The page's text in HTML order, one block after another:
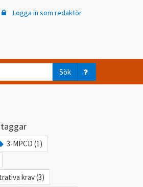
Logga in som redaktör
Sök
3-MPCD (1)
krav (3)